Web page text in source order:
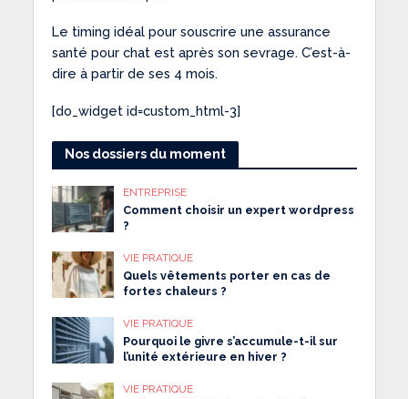
Le timing idéal pour souscrire une assurance
santé pour chat est après son sevrage. C’est-à-
dire à partir de ses 4 mois.
[do_widget id=custom_html-3]
Nos dossiers du moment
ENTREPRISE
Comment choisir un expert wordpress
?
VIE PRATIQUE
Quels vêtements porter en cas de
fortes chaleurs ?
VIE PRATIQUE
Pourquoi le givre s’accumule-t-il sur
l’unité extérieure en hiver ?
VIE PRATIQUE